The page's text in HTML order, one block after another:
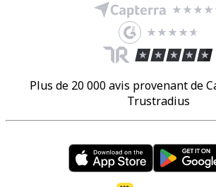
Plus de 20 000 avis provenant de
Trustradius